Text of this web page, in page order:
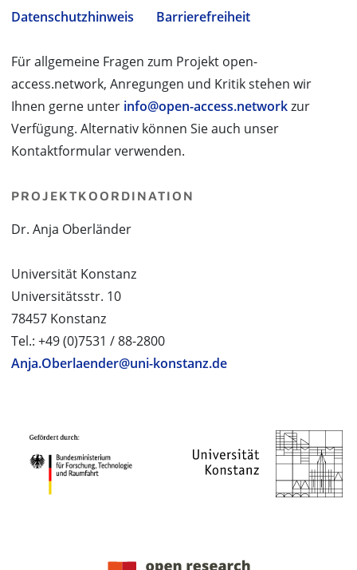
Datenschutzhinweis
Barrierefreiheit
Für allgemeine Fragen zum Projekt open-
access.network, Anregungen und Kritik stehen wir
Ihnen gerne unter info@open-access.networkzur
Verfügung. Alternativ können Sie auch unser
Kontaktformular verwenden.
PROJEKTKOORDINATION
Dr. Anja Oberländer
Universität Konstanz
Universitätsstr. 10
78457 Konstanz
Tel.: +49 (0)7531 / 88-2800
Anja.Oberlaender@uni-konstanz.de